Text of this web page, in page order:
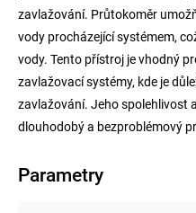
zavlažování. Průtokoměr
vody procházející systémem,
vody. Tento přístroj je vhodný
zavlažovací systémy, kde je
zavlažování. Jeho spolehlivost
dlouhodobý a bezproblémový
Parametry